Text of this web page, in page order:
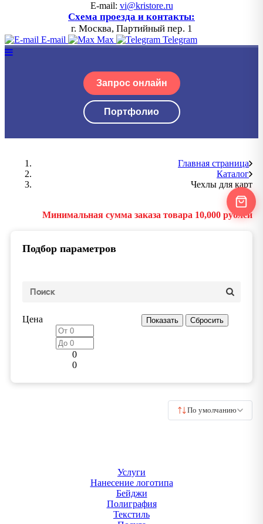
E-mail: vi@kristore.ru
Схема проезда и контакты:
г. Москва, Партийный пер. 1
E-mail Max Telegram
Запрос онлайн
Портфолио
Главная страница
Каталог
Чехлы для карт
Минимальная сумма заказа товара 10,000 рублей
Подбор параметров
Цена
0
0
По умолчанию
Услуги
Нанесение логотипа
Бейджи
Полиграфия
Текстиль